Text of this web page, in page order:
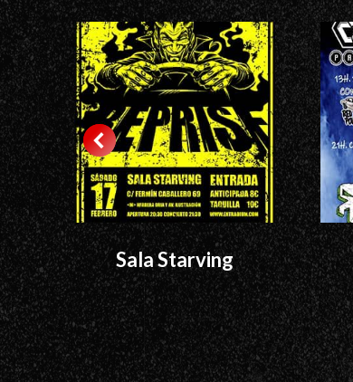
Sala Starving